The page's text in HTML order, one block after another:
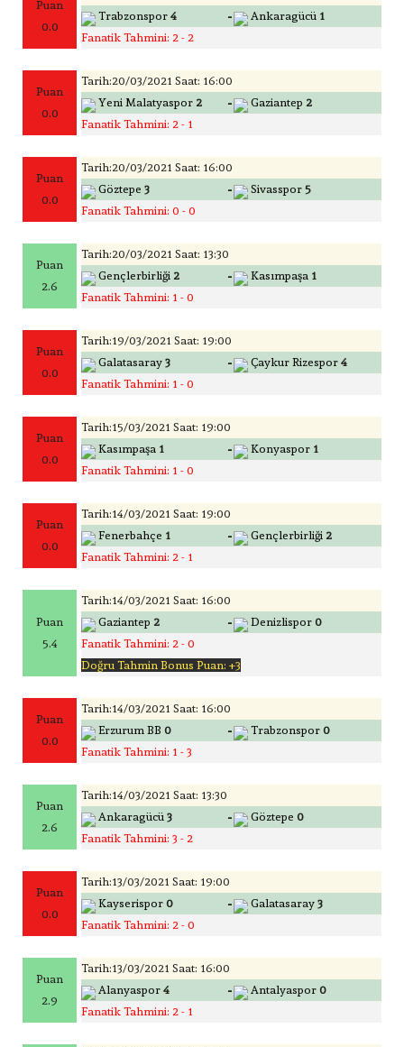
Puan
0.0
Trabzonspor 4 - Ankaragücü 1
Fanatik Tahmini: 2 - 2
Puan
0.0
Tarih:20/03/2021 Saat: 16:00
Yeni Malatyaspor 2 - Gaziantep 2
Fanatik Tahmini: 2 - 1
Puan
0.0
Tarih:20/03/2021 Saat: 16:00
Göztepe 3 - Sivasspor 5
Fanatik Tahmini: 0 - 0
Puan
2.6
Tarih:20/03/2021 Saat: 13:30
Gençlerbirliği 2 - Kasımpaşa 1
Fanatik Tahmini: 1 - 0
Puan
0.0
Tarih:19/03/2021 Saat: 19:00
Galatasaray 3 - Çaykur Rizespor 4
Fanatik Tahmini: 1 - 0
Puan
0.0
Tarih:15/03/2021 Saat: 19:00
Kasımpaşa 1 - Konyaspor 1
Fanatik Tahmini: 1 - 0
Puan
0.0
Tarih:14/03/2021 Saat: 19:00
Fenerbahçe 1 - Gençlerbirliği 2
Fanatik Tahmini: 2 - 1
Puan
5.4
Tarih:14/03/2021 Saat: 16:00
Gaziantep 2 - Denizlispor 0
Fanatik Tahmini: 2 - 0
Doğru Tahmin Bonus Puan: +3
Puan
0.0
Tarih:14/03/2021 Saat: 16:00
Erzurum BB 0 - Trabzonspor 0
Fanatik Tahmini: 1 - 3
Puan
2.6
Tarih:14/03/2021 Saat: 13:30
Ankaragücü 3 - Göztepe 0
Fanatik Tahmini: 3 - 2
Puan
0.0
Tarih:13/03/2021 Saat: 19:00
Kayserispor 0 - Galatasaray 3
Fanatik Tahmini: 2 - 0
Puan
2.9
Tarih:13/03/2021 Saat: 16:00
Alanyaspor 4 - Antalyaspor 0
Fanatik Tahmini: 2 - 1